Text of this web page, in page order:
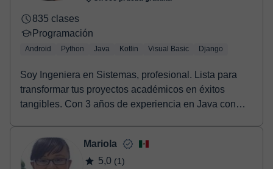
835 clases
Programación
Android Python Java Kotlin Visual Basic Django
Soy Ingeniera en Sistemas, profesional. Lista para
transformar tus proyectos académicos en éxitos
tangibles. Con 3 años de experiencia en Java con
Mariola
5,0 (1)